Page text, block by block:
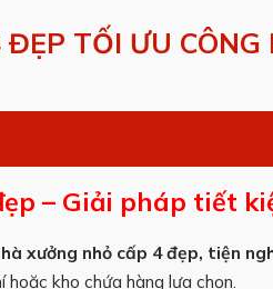
TỐI ƯU
– Giải pháp tiết
xưởng nhỏ cấp 4 đẹp, tiện
kho chứa hàng lựa chọn.